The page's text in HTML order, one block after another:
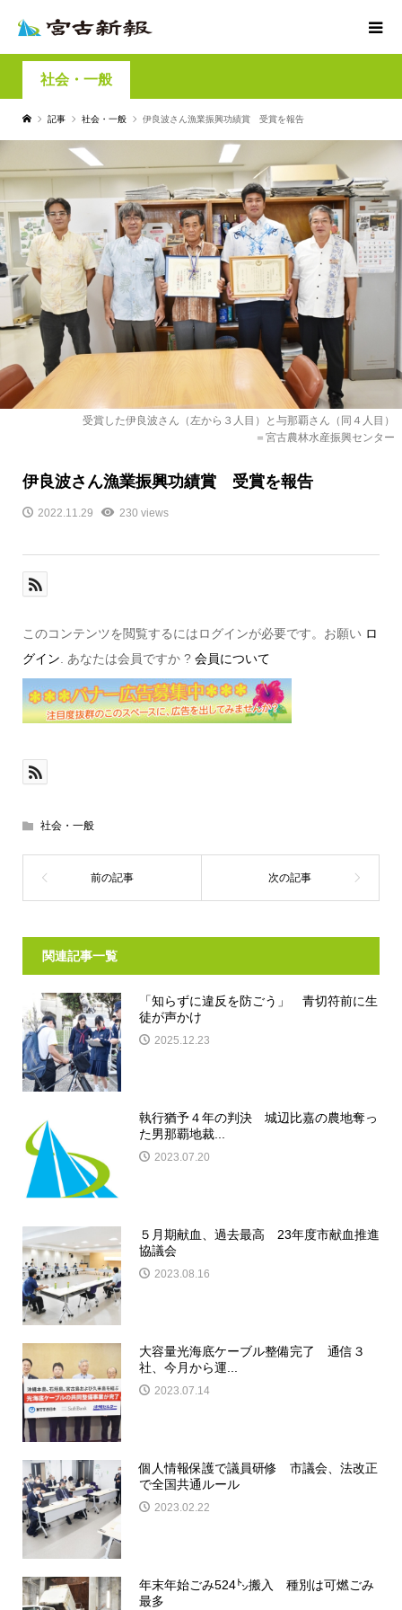
社会・一般
記事 社会・一般 伊良波さん漁業振興功績賞 受賞を報告
受賞した伊良波さん（左から３人目）と与那覇さん（同４人目）
＝宮古農林水産振興センター
伊良波さん漁業振興功績賞 受賞を報告
2022.11.29 230 views
このコンテンツを閲覧するにはログインが必要です。お願い ロ
グイン . あなたは会員ですか ? 会員について
社会・一般
関連記事一覧
「知らずに違反を防ごう」 青切符前に生
徒が声かけ
2025.12.23
執行猶予４年の判決 城辺比嘉の農地奪っ
た男那覇地裁...
2023.07.20
５月期献血、過去最高 23年度市献血推進
協議会
2023.08.16
大容量光海底ケーブル整備完了 通信３
社、今月から運...
2023.07.14
個人情報保護で議員研修 市議会、法改正
で全国共通ルール
2023.02.22
年末年始ごみ524㌧搬入 種別は可燃ごみ
最多